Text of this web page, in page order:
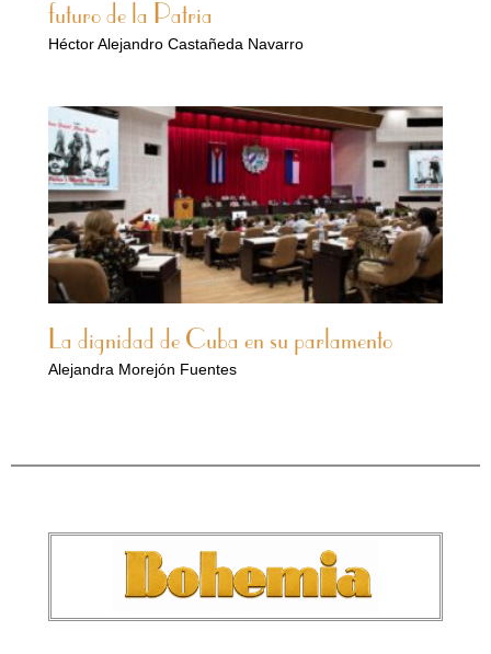
futuro de la Patria
Héctor Alejandro Castañeda Navarro
La dignidad de Cuba en su parlamento
Alejandra Morejón Fuentes